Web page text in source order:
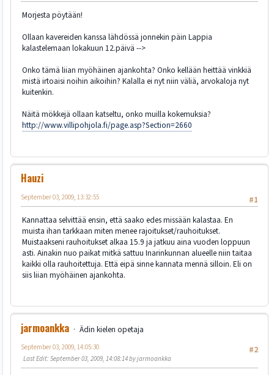
Morjesta pöytään!
Ollaan kavereiden kanssa lähdössä jonnekin päin Lappia
kalastelemaan lokakuun 12.päivä -->
Onko tämä liian myöhäinen ajankohta? Onko kellään heittää vinkkiä
mistä irtoaisi noihin aikoihin? Kalalla ei nyt niin väliä, arvokaloja nyt
kuitenkin.
Näitä mökkejä ollaan katseltu, onko muilla kokemuksia?
http://www.villipohjola.fi/page.asp?Section=2660
Hauzi
#1
September 03, 2009, 13:32:55
Kannattaa selvittää ensin, että saako edes missään kalastaa. En
muista ihan tarkkaan miten menee rajoitukset/rauhoitukset.
Muistaakseni rauhoitukset alkaa 15.9 ja jatkuu aina vuoden loppuun
asti. Ainakin nuo paikat mitkä sattuu Inarinkunnan alueelle niin taitaa
kaikki olla rauhoitettuja. Että eipä sinne kannata mennä silloin. Eli on
siis liian myöhäinen ajankohta.
jarmoankka
Ädin kielen opetaja
#2
September 03, 2009, 14:05:30
Last Edit: September 03, 2009, 14:08:14 by jarmoankka